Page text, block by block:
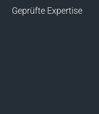
Geprüfte Expertise